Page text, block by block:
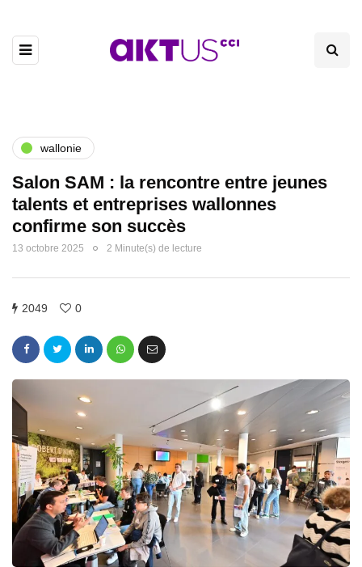
wallonie
Salon SAM : la rencontre entre jeunes
talents et entreprises wallonnes
confirme son succès
13 octobre 2025 2 Minute(s) de lecture
2049 0